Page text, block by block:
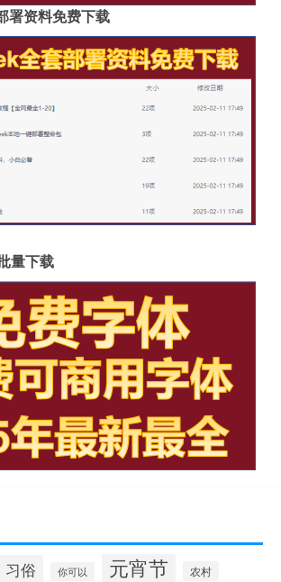
署资料免费下载
量下载
习俗 你可以 元宵节 农村